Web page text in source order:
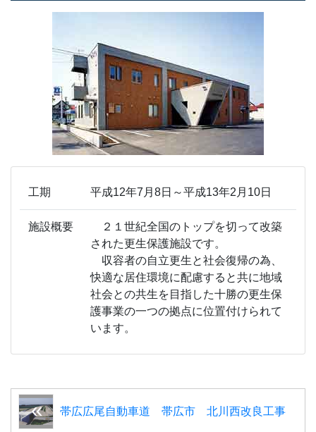
工期 平成12年7月8日～平成13年2月10日
施設概要
２１世紀全国のトップを切って改築
された更生保護施設です。
収容者の自立更生と社会復帰の為、
快適な居住環境に配慮すると共に地域
社会との共生を目指した十勝の更生保
護事業の一つの拠点に位置付けられて
います。
帯広広尾自動車道 帯広市 北川西改良工事